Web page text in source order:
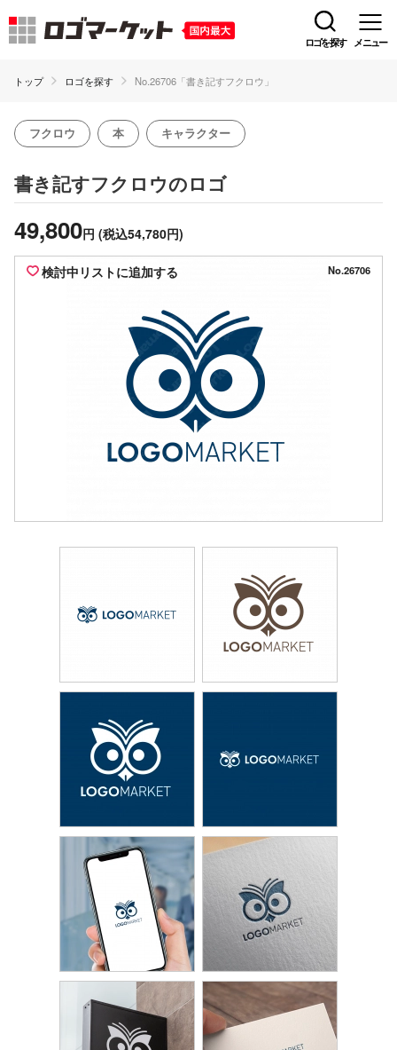
ロゴを探す メニュー
トップ ロゴを探す No.26706「書き記すフクロウ」
フクロウ 本 キャラクター
書き記すフクロウのロゴ
49,800円 (税込54,780円)
検討中リストに追加する No.26706